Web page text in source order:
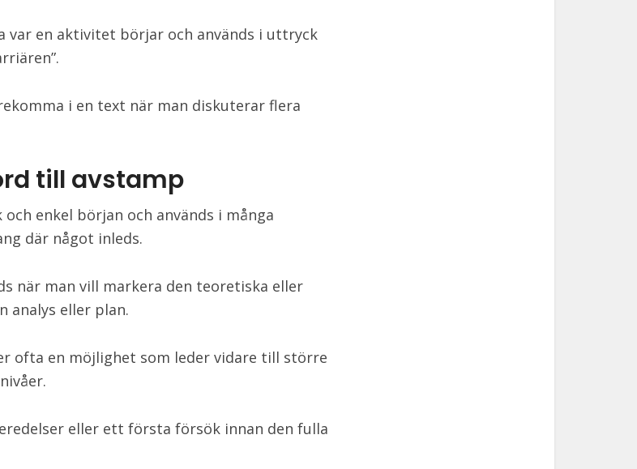
var en aktivitet börjar och används i uttryck
i en text när man diskuterar flera
till avstamp
enkel början och används i många
där något inleds.
när man vill markera den teoretiska eller
analys eller plan.
ofta en möjlighet som leder vidare till större
eller ett första försök innan den fulla